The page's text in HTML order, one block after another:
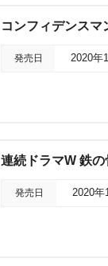
コンフィデンスマ
発売日 2020年
連続ドラマW 鉄の
発売日 2020年